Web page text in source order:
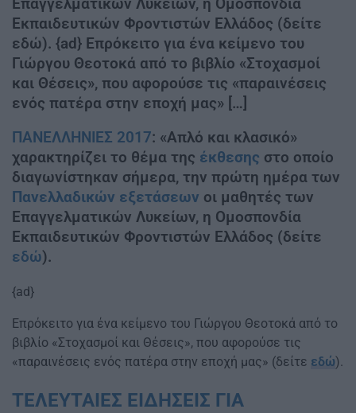
Επαγγελματικών Λυκείων, η Ομοσπονδία
Εκπαιδευτικών Φροντιστών Ελλάδος (δείτε
εδώ). {ad} Επρόκειτο για ένα κείμενο του
Γιώργου Θεοτοκά από το βιβλίο «Στοχασμοί
και Θέσεις», που αφορούσε τις «παραινέσεις
ενός πατέρα στην εποχή μας» […]
ΠΑΝΕΛΛΗΝΙΕΣ 2017: «Απλό και κλασικό»
χαρακτηρίζει το θέμα της έκθεσης στο οποίο
διαγωνίστηκαν σήμερα, την πρώτη ημέρα των
Πανελλαδικών εξετάσεων οι μαθητές των
Επαγγελματικών Λυκείων, η Ομοσπονδία
Εκπαιδευτικών Φροντιστών Ελλάδος (δείτε
εδώ).
{ad}
Επρόκειτο για ένα κείμενο του Γιώργου Θεοτοκά από το
βιβλίο «Στοχασμοί και Θέσεις», που αφορούσε τις
«παραινέσεις ενός πατέρα στην εποχή μας» (δείτε εδώ).
ΤΕΛΕΥΤΑΙΕΣ ΕΙΔΗΣΕΙΣ ΓΙΑ